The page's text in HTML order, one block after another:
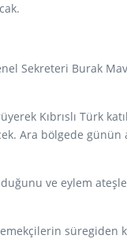
Sekreteri Burak
Kıbrıslı Türk
Ara bölgede günün
ve eylem
emekçilerin